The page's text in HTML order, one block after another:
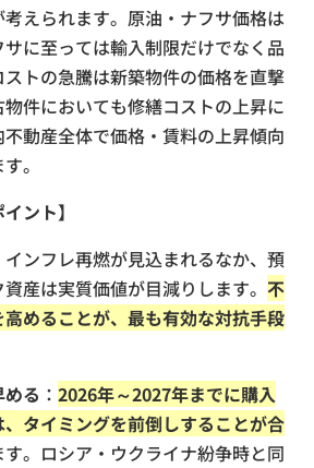
えられます。原油・ナフサ価格は
に至っては輸入制限だけでなく品
トの急騰は新築物件の価格を直撃
件においても修繕コストの上昇に
動産全体で価格・賃料の上昇傾向
。
ント】
インフレ再燃が見込まれるなか、預
産は実質価値が目減りします。 不
めることが、最も有効な対抗手段
る ： 2026年～2027年までに購入
タイミングを前倒しすることが合
す。ロシア・ウクライナ紛争時と同